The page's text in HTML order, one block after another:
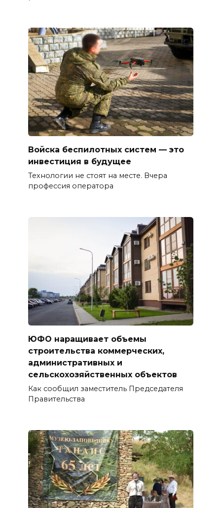
Войска беспилотных систем — это
инвестиция в будущее
Технологии не стоят на месте. Вчера
профессия оператора
ЮФО наращивает объемы
строительства коммерческих,
административных и
сельскохозяйственных объектов
Как сообщил заместитель Председателя
Правительства